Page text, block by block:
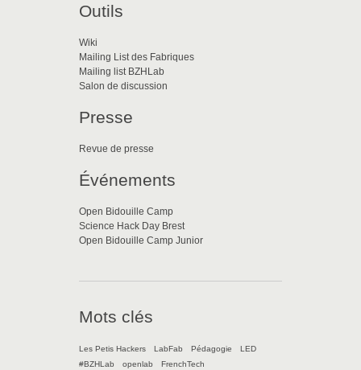
Outils
Wiki
Mailing List des Fabriques
Mailing list BZHLab
Salon de discussion
Presse
Revue de presse
Événements
Open Bidouille Camp
Science Hack Day Brest
Open Bidouille Camp Junior
Mots clés
Les Petis Hackers LabFab Pédagogie
LED
#BZHLab
openlab
FrenchTech